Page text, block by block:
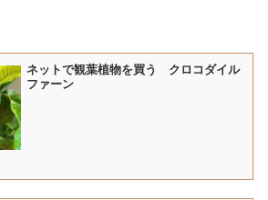
ネットで観葉植物を買う クロコダイル
ファーン